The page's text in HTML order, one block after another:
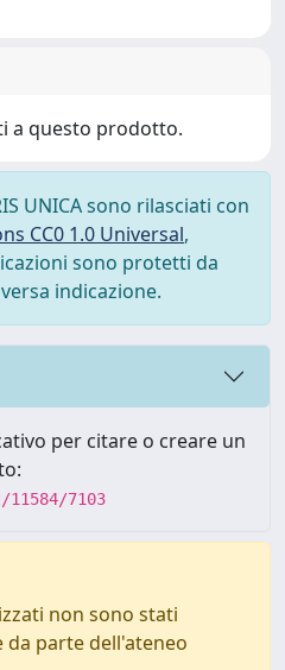
a questo prodotto.
UNICA sono rilasciati con
CC0 1.0 Universal,
sono protetti da
indicazione.
per citare o creare un
7103
non sono stati
parte dell'ateneo